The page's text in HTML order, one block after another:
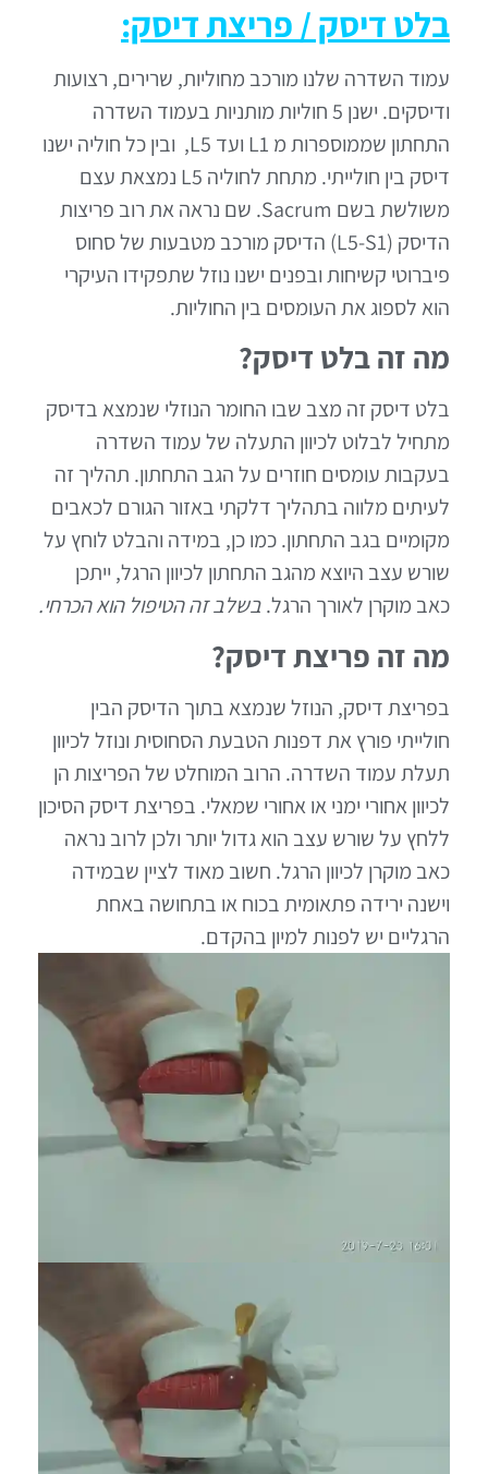
בלט דיסק / פריצת דיסק:
עמוד השדרה שלנו מורכב מחוליות, שרירים, רצועות
ודיסקים. ישנן 5 חוליות מותניות בעמוד השדרה
התחתון שממוספרות מ L1 ועד L5, ובין כל חוליה ישנו
דיסק בין חולייתי. מתחת לחוליה L5 נמצאת עצם
משולשת בשם Sacrum. שם נראה את רוב פריצות
הדיסק (L5-S1) הדיסק מורכב מטבעות של סחוס
פיברוטי קשיחות ובפנים ישנו נוזל שתפקידו העיקרי
הוא לספוג את העומסים בין החוליות.
מה זה בלט דיסק?
בלט דיסק זה מצב שבו החומר הנוזלי שנמצא בדיסק
מתחיל לבלוט לכיוון התעלה של עמוד השדרה
בעקבות עומסים חוזרים על הגב התחתון. תהליך זה
לעיתים מלווה בתהליך דלקתי באזור הגורם לכאבים
מקומיים בגב התחתון. כמו כן, במידה והבלט לוחץ על
שורש עצב היוצא מהגב התחתון לכיוון הרגל, ייתכן
כאב מוקרן לאורך הרגל.בשלב זה הטיפול הוא הכרחי.
מה זה פריצת דיסק?
בפריצת דיסק, הנוזל שנמצא בתוך הדיסק הבין
חולייתי פורץ את דפנות הטבעת הסחוסית ונוזל לכיוון
תעלת עמוד השדרה. הרוב המוחלט של הפריצות הן
לכיוון אחורי ימני או אחורי שמאלי. בפריצת דיסק הסיכון
ללחץ על שורש עצב הוא גדול יותר ולכן לרוב נראה
כאב מוקרן לכיוון הרגל. חשוב מאוד לציין שבמידה
וישנה ירידה פתאומית בכוח או בתחושה באחת
הרגליים יש לפנות למיון בהקדם.